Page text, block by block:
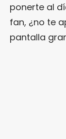
ponerte al
fan, ¿no te
pantalla